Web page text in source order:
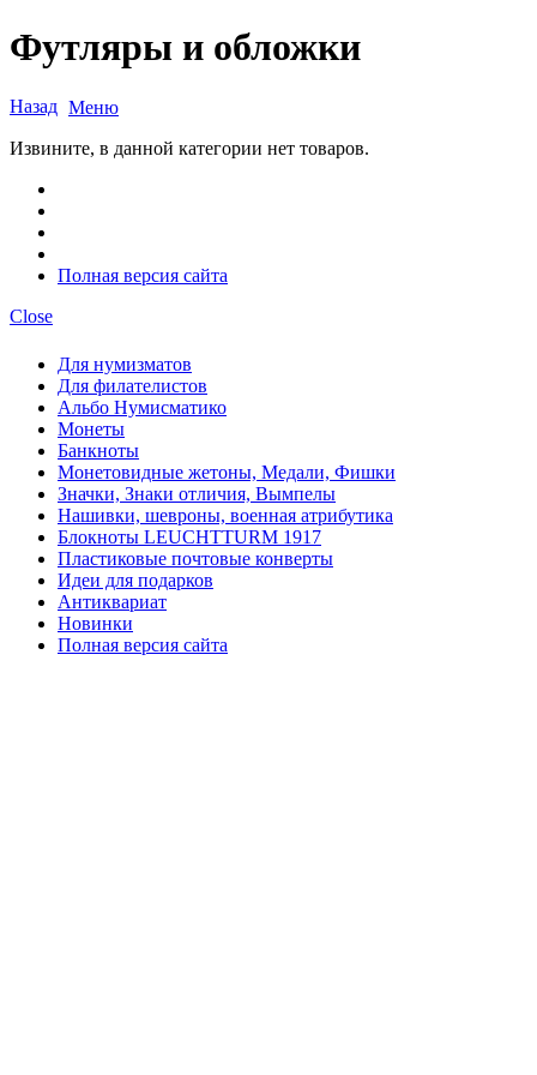
Футляры и обложки
Назад Меню
Извините, в данной категории нет товаров.
Полная версия сайта
Close
Для нумизматов
Для филателистов
Альбо Нумисматико
Монеты
Банкноты
Монетовидные жетоны, Медали, Фишки
Значки, Знаки отличия, Вымпелы
Нашивки, шевроны, военная атрибутика
Блокноты LEUCHTTURM 1917
Пластиковые почтовые конверты
Идеи для подарков
Антиквариат
Новинки
Полная версия сайта